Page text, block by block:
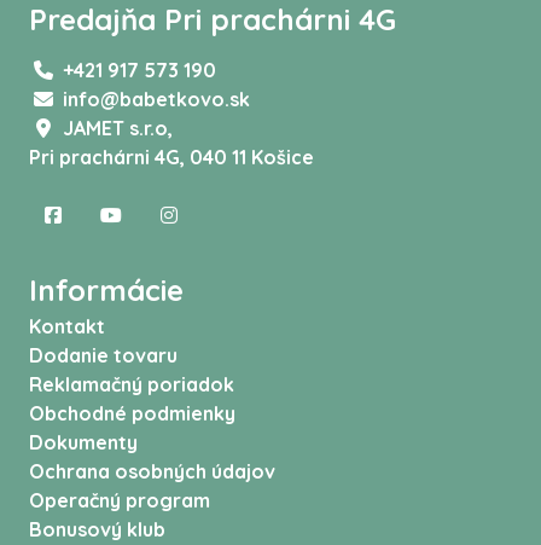
Predajňa Pri prachárni 4G
+421 917 573 190
info@babetkovo.sk
JAMET s.r.o,
Pri prachárni 4G, 040 11 Košice
Informácie
Kontakt
Dodanie tovaru
Reklamačný poriadok
Obchodné podmienky
Dokumenty
Ochrana osobných údajov
Operačný program
Bonusový klub